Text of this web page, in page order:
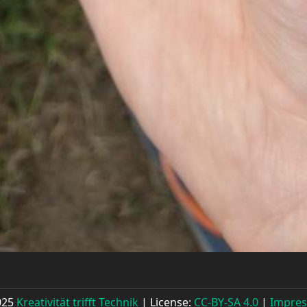
Kreativität trifft Technik | License: CC-BY-SA 4.0 |